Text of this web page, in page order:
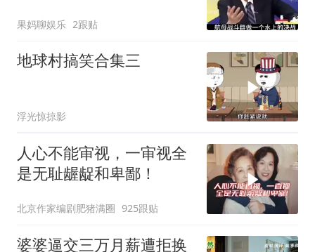
果妈聊娱乐 2跟贴
地球村搞笑合集三
浮光惊掠影
人心不能审视，一审视全
是无耻龌龊和卑鄙！
北京作家编剧肥猪满圈 925跟贴
婆婆逼交三万月薪遭拒换